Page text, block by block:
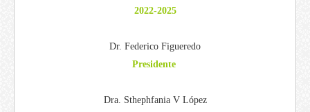
2022-2025
Dr. Federico Figueredo
Presidente
Dra. Sthephfania V López